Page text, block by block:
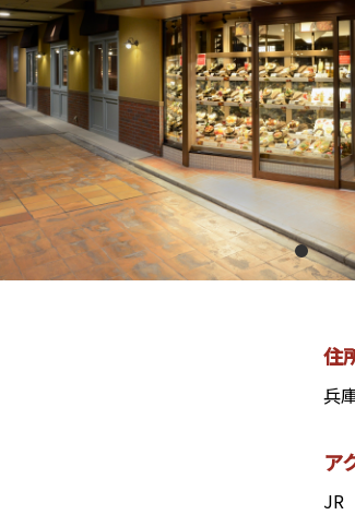
住
兵
ア
JR